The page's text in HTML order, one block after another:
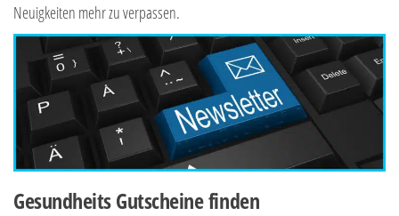
Neuigkeiten mehr zu verpassen.
Gesundheits Gutscheine finden